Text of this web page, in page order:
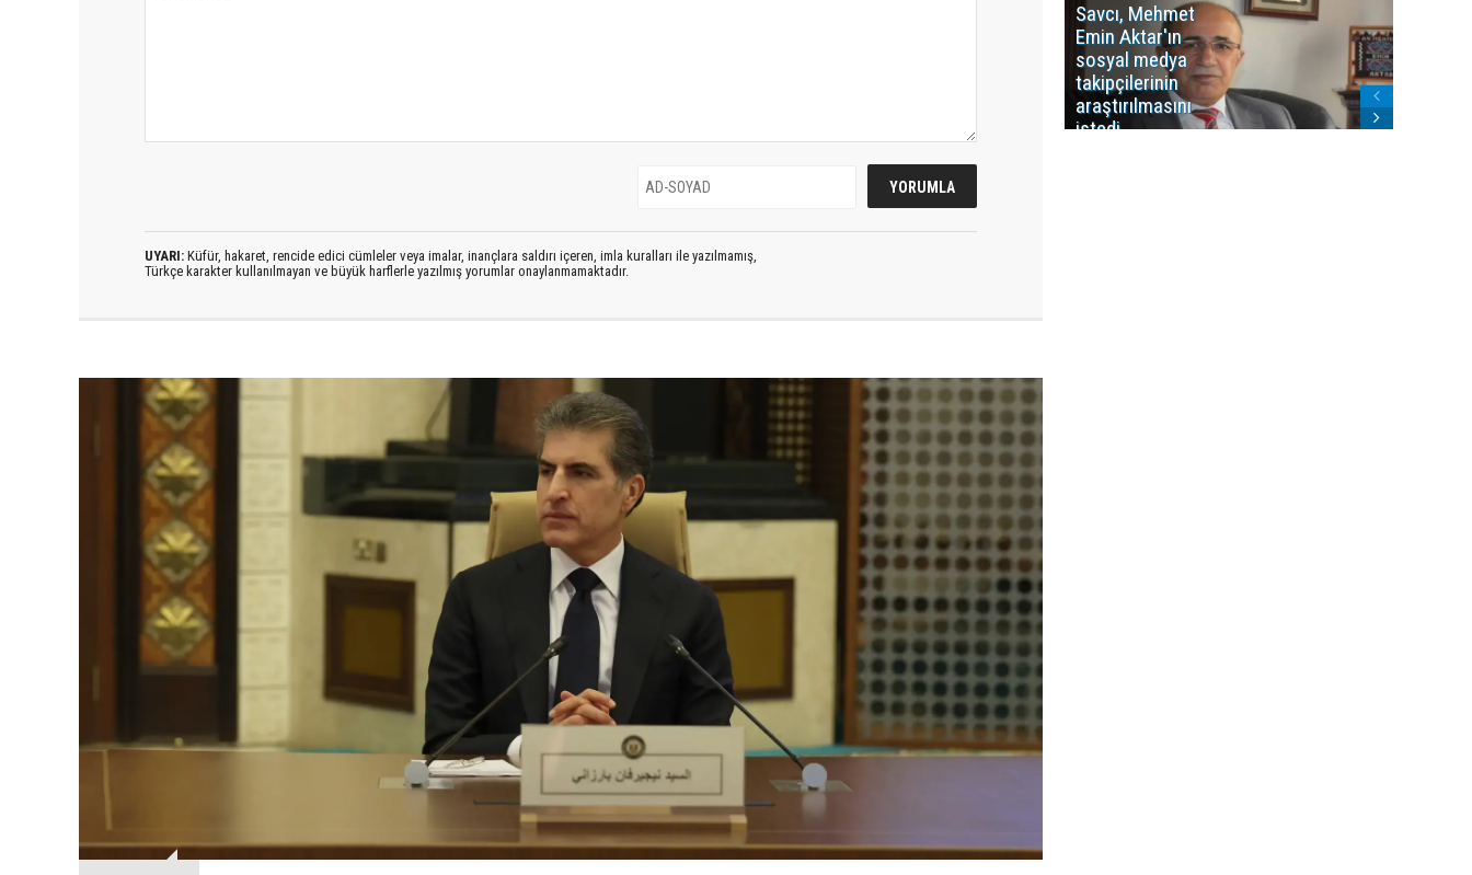
UYARI: Küfür, hakaret, rencide edici cümleler veya imalar, inançlara saldırı içeren, imla kuralları ile yazılmamış,
Türkçe karakter kullanılmayan ve büyük harflerle yazılmış yorumlar onaylanmamaktadır.
Savcı, Mehmet
Emin Aktar'ın
sosyal medya
takipçilerinin
araştırılmasını
istedi